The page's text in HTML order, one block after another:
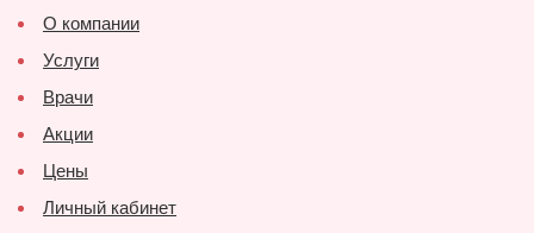
О компании
Услуги
Врачи
Акции
Цены
Личный кабинет